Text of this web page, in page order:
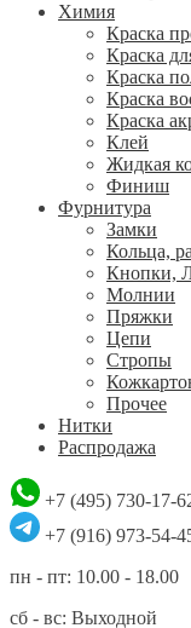
Химия
Краска
Краска
Краска
Краска
Краска
Клей
Жидкая
Финиш
Фурнитура
Замки
Кольца,
Кнопки,
Молнии
Пряжки
Цепи
Стропы
Прочее
Нитки
Распродажа
+7 (495) 730-17-
+7 (916) 973-54-
пн - пт: 10.00 - 18.00
сб - вс: Выходной